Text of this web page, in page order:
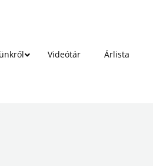
Videótár Árlista